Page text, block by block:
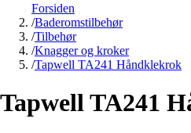
Forsiden
/Baderomstilbehør
/Tilbehør
/Knagger og kroker
/Tapwell TA241 Håndklekrok
Tapwell TA241